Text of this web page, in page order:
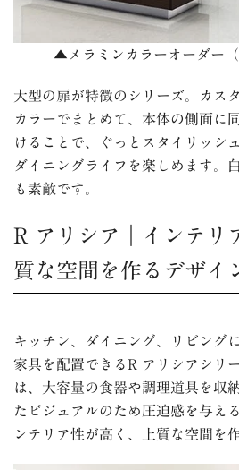
▲ メラミンカラーオーダー
大型の扉が特徴のシリーズ。カス
カラーでまとめて、本体の側面に
けることで、ぐっとスタイリッシ
ダイニングライフを楽しめます。
も素敵です。
R アリシア｜インテリ
質な空間を作るデザイ
キッチン、ダイニング、リビング
家具を配置できるR アリシアシリ
は、大容量の食器や調理道具を収
たビジュアルのため圧迫感を与え
ンテリア性が高く、上質な空間を